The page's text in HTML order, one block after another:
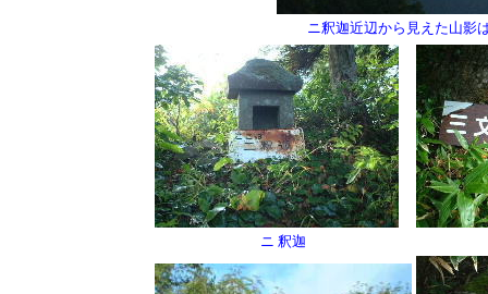
ニ釈迦近辺から見えた山影
ニ 釈迦